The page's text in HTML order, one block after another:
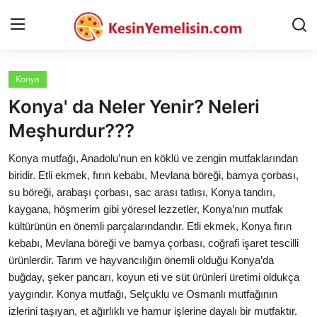
AnaSayfa
Gizlilik Sözleşmesi
Rüya Tabirleri
Diyet & Sağlıklı Beslenme
İletişim
Şehirler
Helal Gıda & Dini Hükümler
Gıda Güvenliği & Bilimi
Konya
Konya' da Neler Yenir? Neleri
Meşhurdur???
Konya mutfağı, Anadolu’nun en köklü ve zengin mutfaklarından
biridir. Etli ekmek, fırın kebabı, Mevlana böreği, bamya çorbası,
su böreği, arabaşı çorbası, sac arası tatlısı, Konya tandırı,
kaygana, höşmerim gibi yöresel lezzetler, Konya’nın mutfak
kültürünün en önemli parçalarındandır. Etli ekmek, Konya fırın
kebabı, Mevlana böreği ve bamya çorbası, coğrafi işaret tescilli
ürünlerdir. Tarım ve hayvancılığın önemli olduğu Konya’da
buğday, şeker pancarı, koyun eti ve süt ürünleri üretimi oldukça
yaygındır. Konya mutfağı, Selçuklu ve Osmanlı mutfağının
izlerini taşıyan, et ağırlıklı ve hamur işlerine dayalı bir mutfaktır.